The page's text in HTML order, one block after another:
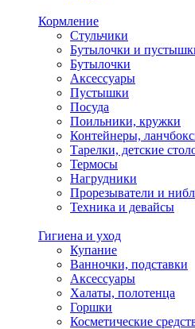
Кормление
Стульчики
Бутылочки и
Бутылочки
Аксессуары
Пустышки
Посуда
Поильники, кружки
Контейнеры,
Тарелки, детские
Термосы
Нагрудники
Прорезыватели и
Техника и девайсы
Гигиена и уход
Купание
Ванночки, подставки
Аксессуары
Халаты, полотенца
Горшки
Косметические